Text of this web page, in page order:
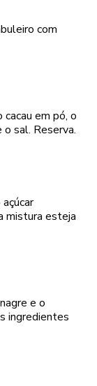
com
cacau em pó, o
sal. Reserva.
mistura esteja
e o
ingredientes